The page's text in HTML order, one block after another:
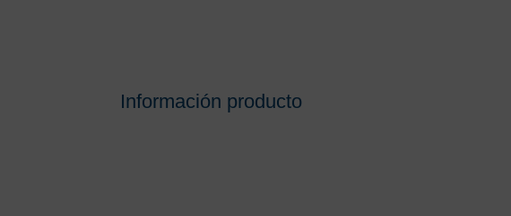
Información producto